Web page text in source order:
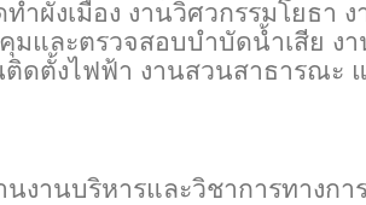
ำผังเมือง งานวิศวกรรมโยธา ง
มและตรวจสอบบำบัดน้ำเสีย งา
ดตั้งไฟฟ้า งานสวนสาธารณะ
นบริหารและวิชาการทางกา